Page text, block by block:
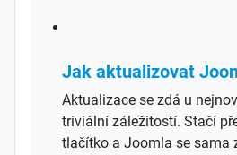
Jak aktualizovat
Aktualizace se zdá u
triviální záležitostí. Stačí
tlačítko a Joomla se sama